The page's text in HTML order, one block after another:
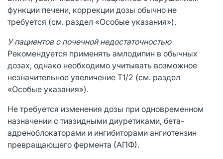
функции печени, коррекции дозы обычно не
требуется (см. раздел «Особые указания»).
У пациентов с почечной недостаточностью
Рекомендуется применять амлодипин в обычных
дозах, однако необходимо учитывать возможное
незначительное увеличение Т1/2 (см. раздел
«Особые указания»).
Не требуется изменения дозы при одновременном
назначении с тиазидными диуретиками, бета-
адреноблокаторами и ингибиторами ангиотензин
превращающего фермента (АПФ).